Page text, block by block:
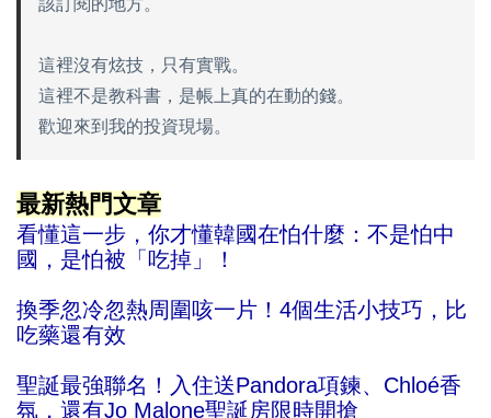
這裡沒有炫技，只有實戰。
這裡不是教科書，是帳上真的在動的錢。
歡迎來到我的投資現場。
最新熱門文章
看懂這一步，你才懂韓國在怕什麼：不是怕中
國，是怕被「吃掉」！
換季忽冷忽熱周圍咳一片！4個生活小技巧，比
吃藥還有效
聖誕最強聯名！入住送Pandora項鍊、Chloé香
氛，還有Jo Malone聖誕房限時開搶